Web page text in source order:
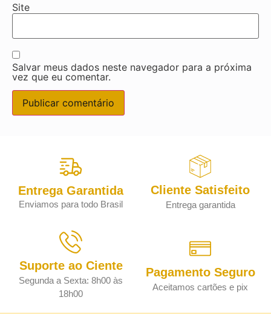
Site
Salvar meus dados neste navegador para a próxima
vez que eu comentar.
Entrega Garantida
Enviamos para todo Brasil
Cliente Satisfeito
Entrega garantida
Suporte ao Ciente
Segunda a Sexta: 8h00 às
18h00
Pagamento Seguro
Aceitamos cartões e pix